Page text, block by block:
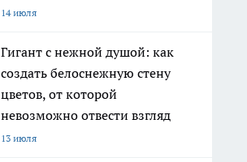
14 июля
Гигант с нежной душой: как
создать белоснежную стену
цветов, от которой
невозможно отвести взгляд
13 июля